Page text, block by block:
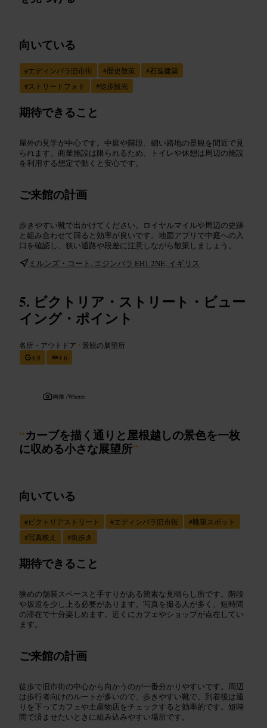
向いている
#エディンバラ旧市街 #歴史散策 #石造建築
#ストリートフォト #徒歩観光
期待できること
屋外の見学が中心です。中庭や階段、細い路地の景観を間近で見
られます。商業施設は限られるため、トイレや休憩は周辺の施設
を利用する想定で動くと安心です。
ご来館の計画
歩きやすい靴で出かけてください。ロイヤルマイルや周辺の史跡
と組み合わせて回ると効率が良いです。地図アプリで中庭への入
口を確認し、狭い通路や段差に注意しながら散策しましょう。
ミルンズ・コート, エジンバラ EH1 2NE, イギリス
ビクトリア・ストリート・ビュー
イング・ポイント
名所・アウトドア • 景観の展望所
4.8
4.6
画像 /Wheree
“カーブを描く通りと屋根越しの景色を一枚
に収める小さな展望所”
向いている
#ビクトリアストリート #エディンバラ旧市街 #眺望スポット
#写真映え #街歩き
期待できること
狭めの舗装スペースと手すりがある簡素な見晴らし所です。階段
や坂道を少し上る必要があります。写真を撮る人が多く、短時間
の滞在で十分楽しめます。近くにカフェやショップが点在してい
ます。
ご来館の計画
徒歩で旧市街の中心から向かうのが一番分かりやすいです。周辺
は歩行者向けのルートが多いので、歩きやすい靴で。到着後は通
りを下ってカフェや土産物店をチェックすると効率的です。短時
間で済ませたいときに組み込みやすい場所です。